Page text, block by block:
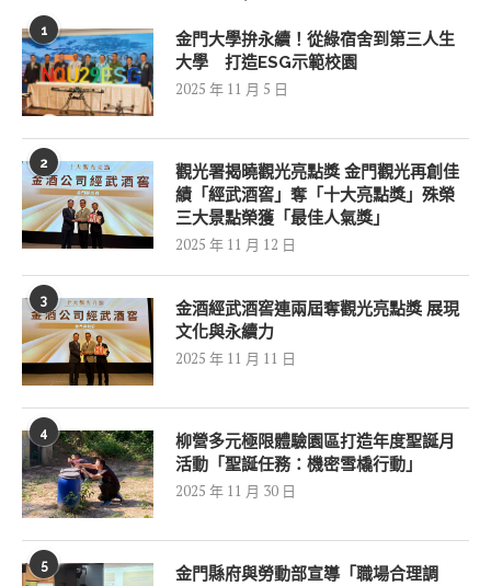
1
金門大學拚永續！從綠宿舍到第三人生
大學 打造ESG示範校園
2025 年 11 月 5 日
2
觀光署揭曉觀光亮點獎 金門觀光再創佳
績「經武酒窖」奪「十大亮點獎」殊榮
三大景點榮獲「最佳人氣獎」
2025 年 11 月 12 日
3
金酒經武酒窖連兩屆奪觀光亮點獎 展現
文化與永續力
2025 年 11 月 11 日
4
柳營多元極限體驗園區打造年度聖誕月
活動「聖誕任務：機密雪橇行動」
2025 年 11 月 30 日
5
金門縣府與勞動部宣導「職場合理調